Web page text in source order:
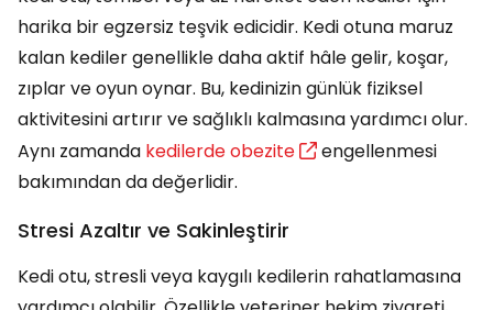
harika bir egzersiz teşvik edicidir. Kedi otuna maruz
kalan kediler genellikle daha aktif hâle gelir, koşar,
zıplar ve oyun oynar. Bu, kedinizin günlük fiziksel
aktivitesini artırır ve sağlıklı kalmasına yardımcı olur.
Aynı zamanda kedilerde obezite
engellenmesi
bakımından da değerlidir.
Stresi Azaltır ve Sakinleştirir
Kedi otu, stresli veya kaygılı kedilerin rahatlamasına